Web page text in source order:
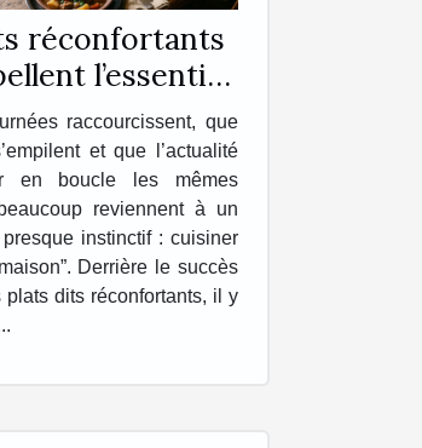
réconfortants
l’essentiel
chez soiraccourcissent, que
et que l’actualité
en boucle les mêmes
reviennent à un
instinctif : cuisiner
Derrière le succès
plats dits réconfortants, il y